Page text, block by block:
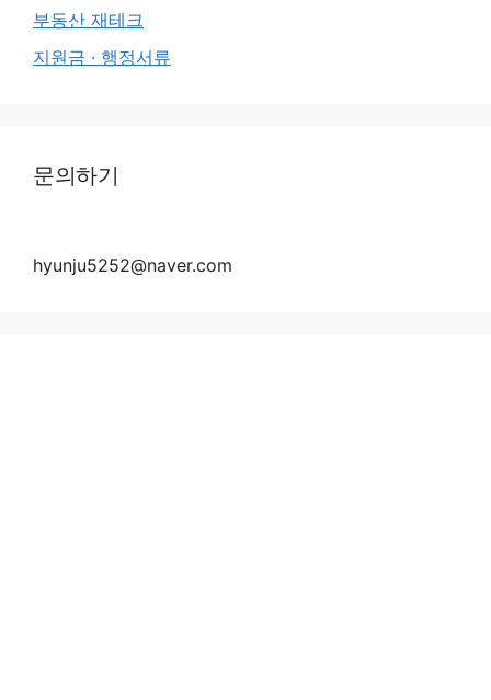
부동산 재테크
지원금 · 행정서류
문의하기
hyunju5252@naver.com